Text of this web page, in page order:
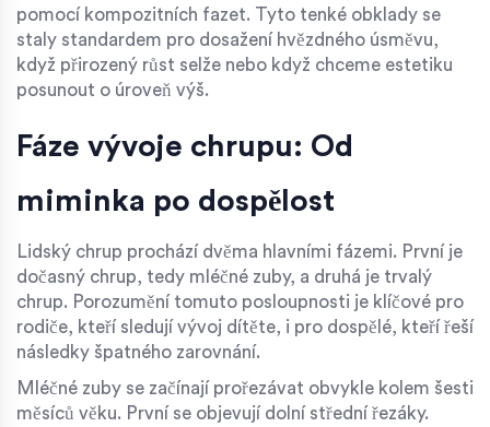
pomocí kompozitních fazet. Tyto tenké obklady se
staly standardem pro dosažení hvězdného úsměvu,
když přirozený růst selže nebo když chceme estetiku
posunout o úroveň výš.
Fáze vývoje chrupu: Od
miminka po dospělost
Lidský chrup prochází dvěma hlavními fázemi. První je
dočasný chrup, tedy mléčné zuby, a druhá je trvalý
chrup. Porozumění tomuto posloupnosti je klíčové pro
rodiče, kteří sledují vývoj dítěte, i pro dospělé, kteří řeší
následky špatného zarovnání.
Mléčné zuby se začínají prořezávat obvykle kolem šesti
měsíců věku. První se objevují dolní střední řezáky.